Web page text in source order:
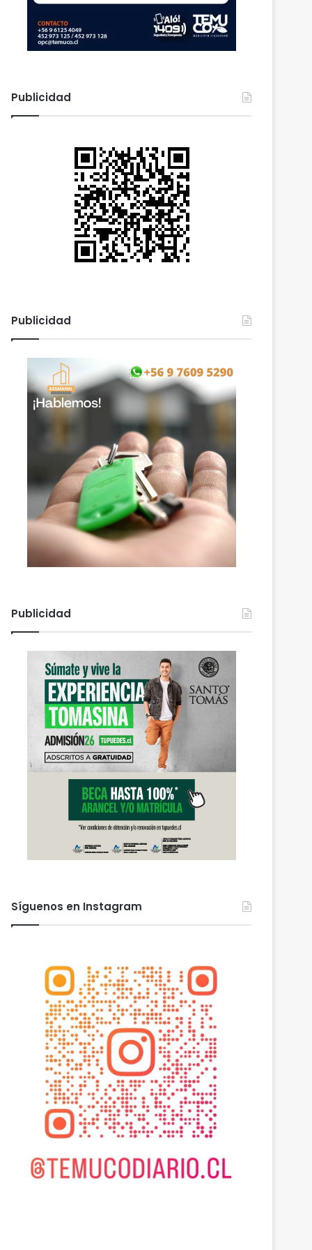
Actualidad
PDI Temuco llama a
robados para proteger
personal y combatir el
Heladas: reactivan campaña por riesgo de congelamiento de medidores de agua
agosto 6, 2026
Nuevas micromovilidades en Temuco: concejal Fredy Cartes destaca llegada de empresa Jet con tarifas más accesibles y mejores estándares de seguridad
Publicidad
Publicidad
Publicidad
Síguenos en Instagram